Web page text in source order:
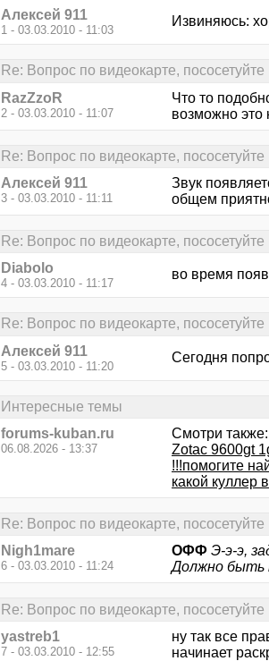
Алексей 911
1 - 03.03.2010 - 11:03
Извиняюсь:
Re: Вопрос по видеокарте, пососетуйте
RazZzoR
2 - 03.03.2010 - 11:07
Что то
возможно это
Re: Вопрос по видеокарте, пососетуйте
Алексей 911
3 - 03.03.2010 - 11:11
Звук
общем
Re: Вопрос по видеокарте, пососетуйте
Diabolo
4 - 03.03.2010 - 11:17
во время
Re: Вопрос по видеокарте, пососетуйте
Алексей 911
5 - 03.03.2010 - 11:20
Сегодня
Интересные темы
forums-kuban.ru
06.08.2026 - 13:37
Смотри также:
Zotac 9600gt
!!!помогите
какой куллер
Re: Вопрос по видеокарте, пососетуйте
Nigh1mare
6 - 03.03.2010 - 11:24
ОФФ Э-э-э,
Должно быть
Re: Вопрос по видеокарте, пососетуйте
yastreb1
7 - 03.03.2010 - 12:55
ну так все
начинает